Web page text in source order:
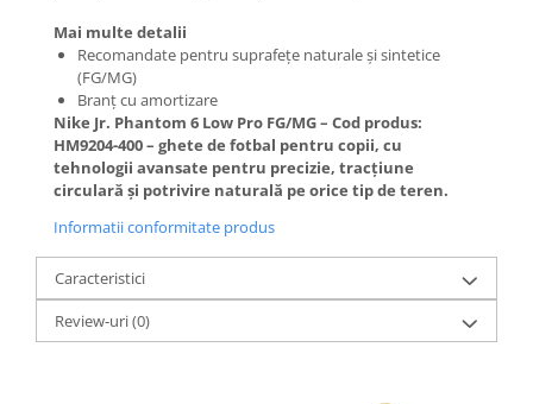
Mai multe detalii
Recomandate pentru suprafețe naturale și sintetice
(FG/MG)
Branț cu amortizare
Nike Jr. Phantom 6 Low Pro FG/MG – Cod produs:
HM9204-400 – ghete de fotbal pentru copii, cu
tehnologii avansate pentru precizie, tracțiune
circulară și potrivire naturală pe orice tip de teren.
Informatii conformitate produs
Caracteristici
Review-uri(0)